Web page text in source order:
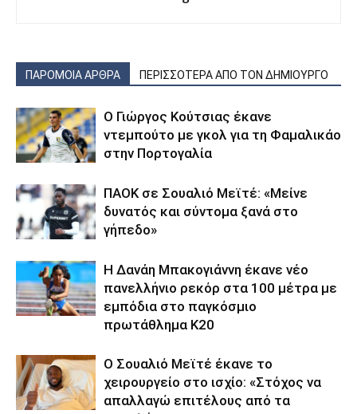
ΠΑΡΟΜΟΙΑ ΑΡΘΡΑ ΠΕΡΙΣΣΟΤΕΡΑ ΑΠΟ ΤΟΝ ΔΗΜΙΟΥΡΓΟ
Ο Γιώργος Κούτσιας έκανε
ντεμπούτο με γκολ για τη Φαμαλικάο
στην Πορτογαλία
ΠΑΟΚ σε Σουαλιό Μεϊτέ: «Μείνε
δυνατός και σύντομα ξανά στο
γήπεδο»
Η Δανάη Μπακογιάννη έκανε νέο
πανελλήνιο ρεκόρ στα 100 μέτρα με
εμπόδια στο παγκόσμιο
πρωτάθλημα Κ20
Ο Σουαλιό Μεϊτέ έκανε το
χειρουργείο στο ισχίο: «Στόχος να
απαλλαγώ επιτέλους από τα